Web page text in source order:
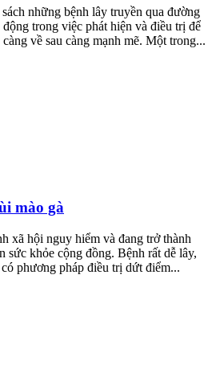
những bệnh lây truyền qua đường
trong việc phát hiện và điều trị để
về sau càng mạnh mẽ. Một trong...
mào gà
xã hội nguy hiểm và đang trở thành
sức khỏe cộng đồng. Bệnh rất dễ lây,
phương pháp điều trị dứt điểm...